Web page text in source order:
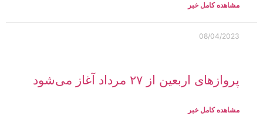
مشاهده کامل خبر
08/04/2023
پروازهای اربعین از ۲۷ مرداد آغاز می‌شود
مشاهده کامل خبر